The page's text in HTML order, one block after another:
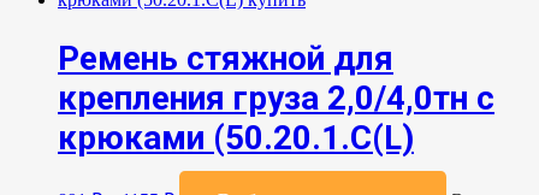
Ремень стяжной для
крепления груза 2,0/4,0тн с
крюками (50.20.1.С(L)